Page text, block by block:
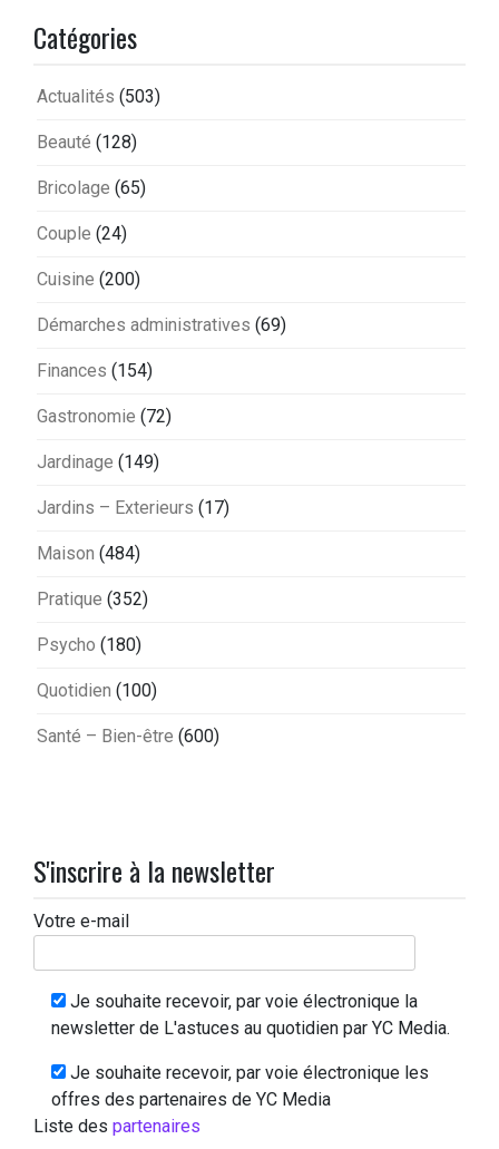
Catégories
Actualités (503)
Beauté (128)
Bricolage (65)
Couple (24)
Cuisine (200)
Démarches administratives (69)
Finances (154)
Gastronomie (72)
Jardinage (149)
Jardins – Exterieurs (17)
Maison (484)
Pratique (352)
Psycho (180)
Quotidien (100)
Santé – Bien-être (600)
S'inscrire à la newsletter
Votre e-mail
Je souhaite recevoir, par voie électronique la
newsletter de L'astuces au quotidien par YC Media.
Je souhaite recevoir, par voie électronique les
offres des partenaires de YC Media
Liste des partenaires